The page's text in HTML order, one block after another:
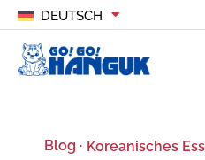
DEUTSCH
Blog · Koreanisches